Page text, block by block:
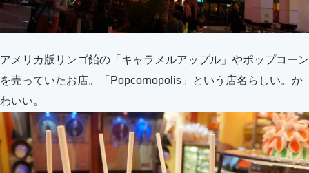
アメリカ版リンゴ飴の「キャラメルアップル」やポップコーン
を売っていたお店。「Popcornopolis」という店名らしい。か
わいい。